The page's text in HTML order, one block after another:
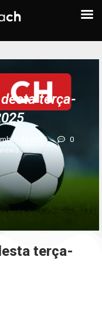
terça-
de 2025
0
views
terça-